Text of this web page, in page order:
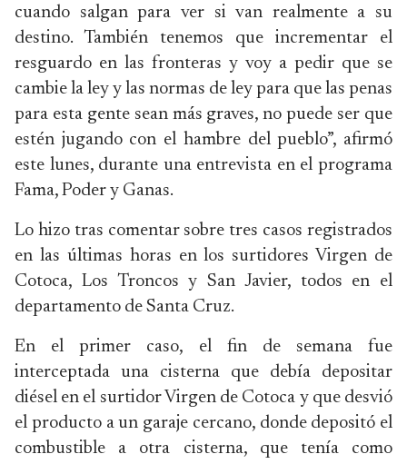
cuando salgan para ver si van realmente a su
destino. También tenemos que incrementar el
resguardo en las fronteras y voy a pedir que se
cambie la ley y las normas de ley para que las penas
para esta gente sean más graves, no puede ser que
estén jugando con el hambre del pueblo”, afirmó
este lunes, durante una entrevista en el programa
Fama, Poder y Ganas.
Lo hizo tras comentar sobre tres casos registrados
en las últimas horas en los surtidores Virgen de
Cotoca, Los Troncos y San Javier, todos en el
departamento de Santa Cruz.
En el primer caso, el fin de semana fue
interceptada una cisterna que debía depositar
diésel en el surtidor Virgen de Cotoca y que desvió
el producto a un garaje cercano, donde depositó el
combustible a otra cisterna, que tenía como